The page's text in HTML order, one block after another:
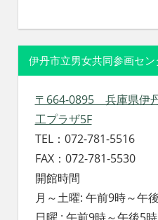
伊丹市立男女共同参画セン
〒664-0895 兵庫県伊
工プラザ5F
TEL：072-781-5516
FAX：072-781-5530
開館時間
月～土曜: 午前9時～午